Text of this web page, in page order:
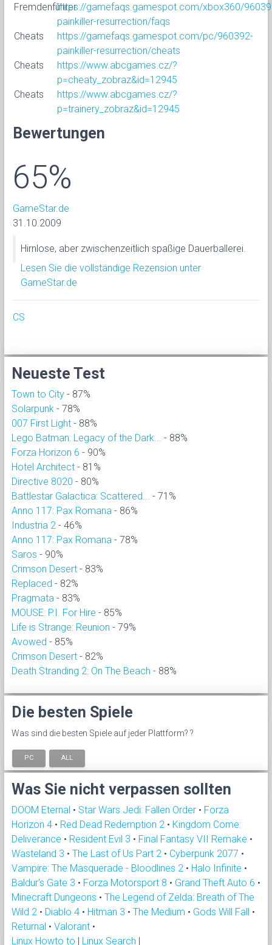
Fremdenführerhttps://gamefaqs.gamespot.com/xbox360/
painkiller-resurrection/faqs
Cheats
https://gamefaqs.gamespot.com/pc/960392-
painkiller-resurrection/cheats
Cheats
https://www.abcgames.cz/?
p=cheaty_zobraz&id=12945
Cheats
https://www.abcgames.cz/?
p=trainery_zobraz&id=12945
Bewertungen
65%
GameStar.de
31.10.2009
Hirnlose, aber zwischenzeitlich spaßige Dauerballerei.
Lesen Sie die vollständige Rezension unter
GameStar.de
CS
Neueste Test
Town to City - 87%
Solarpunk - 78%
007 First Light - 88%
Lego Batman: Legacy of the Dark...
- 88%
Forza Horizon 6 - 90%
Hotel Architect - 81%
Directive 8020 - 80%
Battlestar Galactica: Scattered...
- 71%
Anno 117: Pax Romana - 86%
Industria 2 - 46%
Anno 117: Pax Romana - 78%
Saros - 90%
Crimson Desert - 83%
Replaced - 82%
Pragmata - 83%
MOUSE: P.I. For Hire - 85%
Life is Strange: Reunion - 79%
Avowed - 85%
Crimson Desert - 82%
Death Stranding 2: On The Beach - 88%
Die besten Spiele
Was sind die besten Spiele auf jeder Plattform? ?
PC ALL
Was Sie nicht verpassen sollten
DOOM Eternal • Star Wars Jedi: Fallen Order • Forza
Horizon 4 • Red Dead Redemption 2 • Kingdom Come:
Deliverance • Resident Evil 3 • Final Fantasy VII Remake •
Wasteland 3 • The Last of Us Part 2 • Cyberpunk 2077 •
Vampire: The Masquerade - Bloodlines 2 • Halo Infinite •
Baldur's Gate 3 • Forza Motorsport 8 • Grand Theft Auto 6 •
Minecraft Dungeons • The Legend of Zelda: Breath of The
Wild 2 • Diablo 4 • Hitman 3 • The Medium • Gods Will Fall •
Returnal • Valorant •
Linux Howto to | Linux Search |